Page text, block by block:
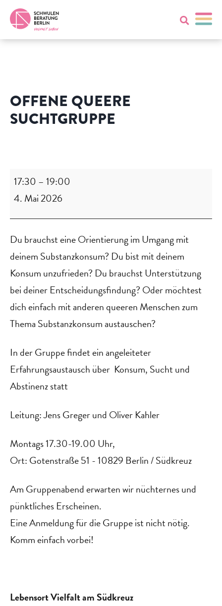
OFFENE QUEERE
SUCHTGRUPPE
17:30 – 19:00
4. Mai 2026
Du brauchst eine Orientierung im Umgang mit
deinem Substanzkonsum? Du bist mit deinem
Konsum unzufrieden? Du brauchst Unterstützung
bei deiner Entscheidungsfindung? Oder möchtest
dich einfach mit anderen queeren Menschen zum
Thema Substanzkonsum austauschen?
In der Gruppe findet ein angeleiteter
Erfahrungsaustausch über Konsum, Sucht und
Abstinenz statt
Leitung: Jens Greger und Oliver Kahler
Montags 17.30-19.00 Uhr,
Ort: Gotenstraße 51 - 10829 Berlin / Südkreuz
Am Gruppenabend erwarten wir nüchternes und
pünktliches Erscheinen.
Eine Anmeldung für die Gruppe ist nicht nötig.
Komm einfach vorbei!
Lebensort Vielfalt am Südkreuz